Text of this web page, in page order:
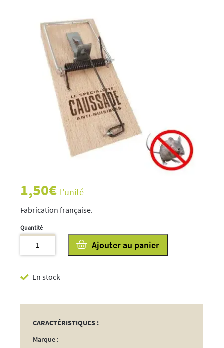
1,50€ l'unité
Fabrication française.
En stock
à
Vrac
Ajouter au panier
CARACTÉRISTIQUES :
Marque :